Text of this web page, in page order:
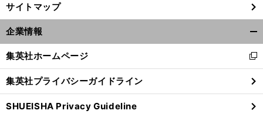
サイトマップ
企業情報
閉
る
集英社ホームページ
新
し
い
ウ
ィ
集英社プライバシーガイドライン
SHUEISHA Privacy Guideline